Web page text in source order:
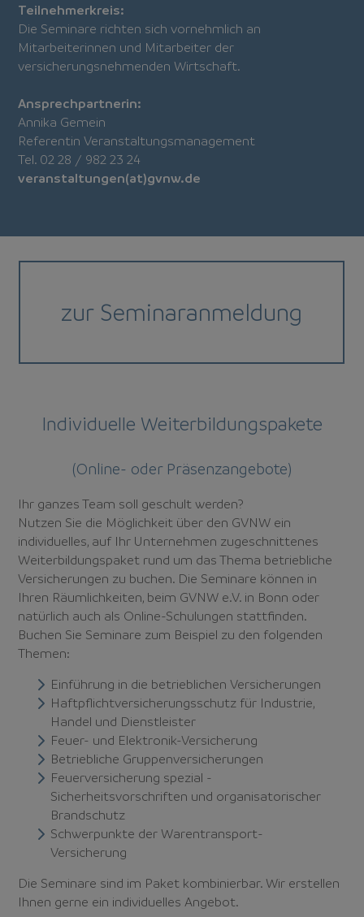
Teilnehmerkreis:
Die Seminare richten sich vornehmlich an
Mitarbeiterinnen und Mitarbeiter der
versicherungsnehmenden Wirtschaft.
Ansprechpartnerin:
Annika Gemein
Referentin Veranstaltungsmanagement
Tel. 02 28 / 982 23 24
veranstaltungen(at)gvnw.de
zur Seminaranmeldung
Individuelle Weiterbildungspakete
(Online- oder Präsenzangebote)
Ihr ganzes Team soll geschult werden?
Nutzen Sie die Möglichkeit über den GVNW ein
individuelles, auf Ihr Unternehmen zugeschnittenes
Weiterbildungspaket rund um das Thema betriebliche
Versicherungen zu buchen. Die Seminare können in
Ihren Räumlichkeiten, beim GVNW e.V. in Bonn oder
natürlich auch als Online-Schulungen stattfinden.
Buchen Sie Seminare zum Beispiel zu den folgenden
Themen:
Einführung in die betrieblichen Versicherungen
Haftpflichtversicherungsschutz für Industrie,
Handel und Dienstleister
Feuer- und Elektronik-Versicherung
Betriebliche Gruppenversicherungen
Feuerversicherung spezial -
Sicherheitsvorschriften und organisatorischer
Brandschutz
Schwerpunkte der Warentransport-
Versicherung
Die Seminare sind im Paket kombinierbar. Wir erstellen
Ihnen gerne ein individuelles Angebot.